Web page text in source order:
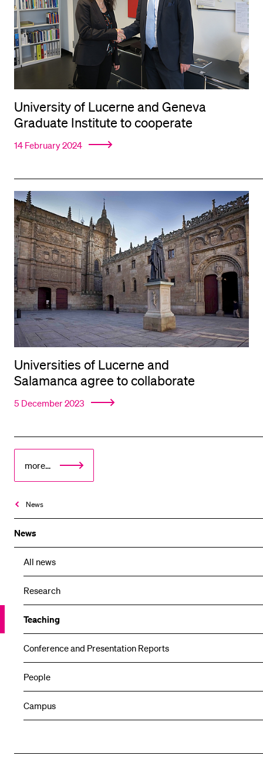
News
News
All news
Research
Teaching
Conference and Presentation Reports
People
Campus
University of Lucerne and Geneva
Graduate Institute to cooperate
14 February 2024
Universities of Lucerne and
Salamanca agree to collaborate
5 December 2023
more...